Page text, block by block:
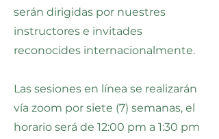
serán dirigidas por nuestres
instructores e invitades
reconocides internacionalmente.
Las sesiones en línea se realizarán
vía zoom por siete (7) semanas, el
horario será de 12:00 pm a 1:30 pm